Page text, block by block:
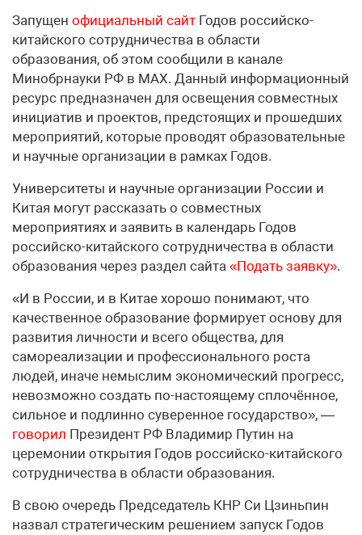
Запущен официальный сайт Годов российско-
китайского сотрудничества в области
образования, об этом сообщили в канале
Минобрнауки РФ в МАХ. Данный информационный
ресурс предназначен для освещения совместных
инициатив и проектов, предстоящих и прошедших
мероприятий, которые проводят образовательные
и научные организации в рамках Годов.
Университеты и научные организации России и
Китая могут рассказать о совместных
мероприятиях и заявить в календарь Годов
российско-китайского сотрудничества в области
образования через раздел сайта «Подать заявку».
«И в России, и в Китае хорошо понимают, что
качественное образование формирует основу для
развития личности и всего общества, для
самореализации и профессионального роста
людей, иначе немыслим экономический прогресс,
невозможно создать по-настоящему сплочённое,
сильное и подлинно суверенное государство», —
говорил Президент РФ Владимир Путин на
церемонии открытия Годов российско-китайского
сотрудничества в области образования.
В свою очередь Председатель КНР Си Цзиньпин
назвал стратегическим решением запуск Годов